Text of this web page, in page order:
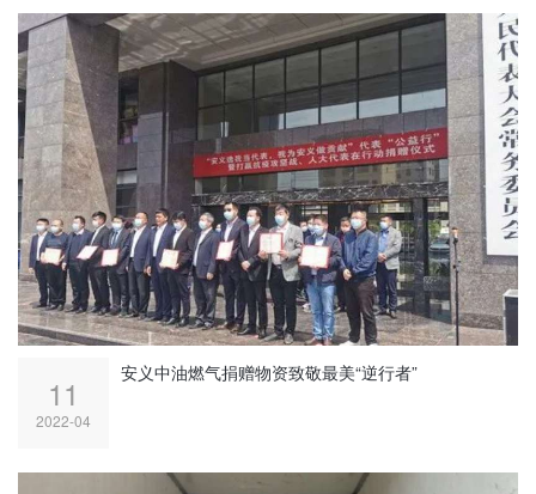
11
2022-04
安义中油燃气捐赠物资致敬最美“逆行者”